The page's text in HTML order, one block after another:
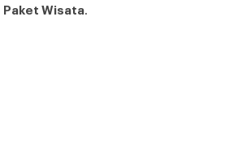
Paket Wisata.